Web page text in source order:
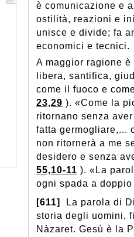
è comunicazione e
ostilità, reazioni e
unisce e divide; fa
economici e tecnici.
A maggior ragione
libera, santifica,
come il fuoco e
23,29 ). «Come la
ritornano senza
fatta germogliare,...
non ritornerà a me
desidero e senza
55,10-11 ). «La
ogni spada a
[611]
La parola di
storia degli uomini,
Nàzaret. Gesù è la